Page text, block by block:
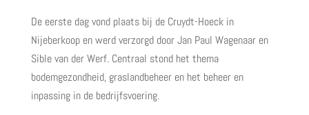
De eerste dag vond plaats bij de Cruydt-Hoeck in
Nijeberkoop en werd verzorgd door Jan Paul Wagenaar en
Sible van der Werf. Centraal stond het thema
bodemgezondheid, graslandbeheer en het beheer en
inpassing in de bedrijfsvoering.